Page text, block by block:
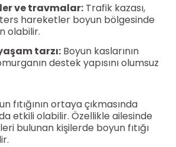
ve travmalar: Trafik kazası,
hareketler boyun bölgesinde
olabilir.
tarzı: Boyun kaslarının
destek yapısını olumsuz
fıtığının ortaya çıkmasında
etkili olabilir. Özellikle ailesinde
bulunan kişilerde boyun fıtığı